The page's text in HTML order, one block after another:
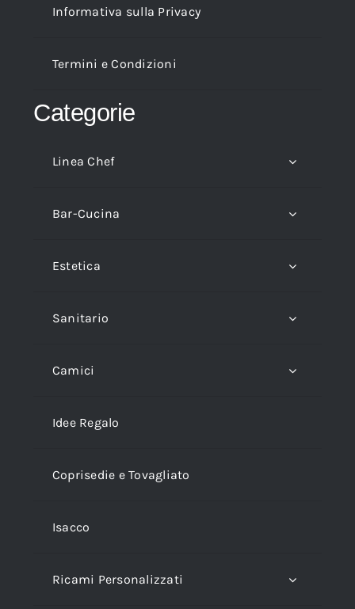
Informativa sulla Privacy
Termini e Condizioni
Categorie
Linea Chef
Bar-Cucina
Estetica
Sanitario
Camici
Idee Regalo
Coprisedie e Tovagliato
Isacco
Ricami Personalizzati